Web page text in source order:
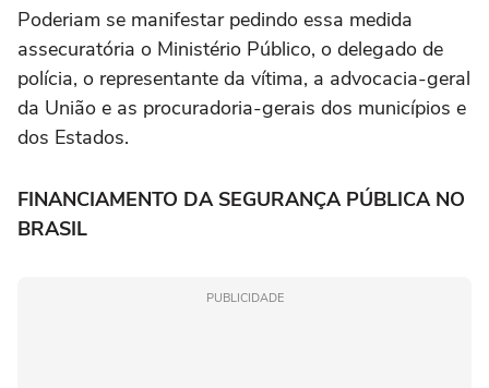
Poderiam se manifestar pedindo essa medida
assecuratória o Ministério Público, o delegado de
polícia, o representante da vítima, a advocacia-geral
da União e as procuradoria-gerais dos municípios e
dos Estados.
FINANCIAMENTO DA SEGURANÇA PÚBLICA NO
BRASIL
PUBLICIDADE